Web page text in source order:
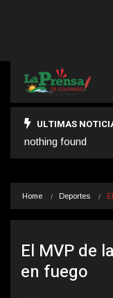
ULTIMAS
nothing found
Home Deportes
El MVP de
en fuego